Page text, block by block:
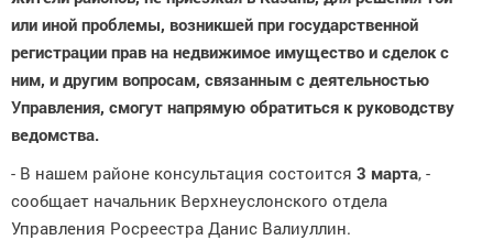
или иной проблемы, возникшей при государственной
регистрации прав на недвижимое имущество и сделок с
ним, и другим вопросам, связанным с деятельностью
Управления, смогут напрямую обратиться к руководству
ведомства.
- В нашем районе консультация состоится 3 марта, -
сообщает начальник Верхнеуслонского отдела
Управления Росреестра Данис Валиуллин.